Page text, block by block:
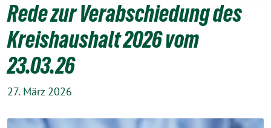
Rede zur Verabschiedung des
Kreishaushalt 2026 vom
23.03.26
27. März 2026